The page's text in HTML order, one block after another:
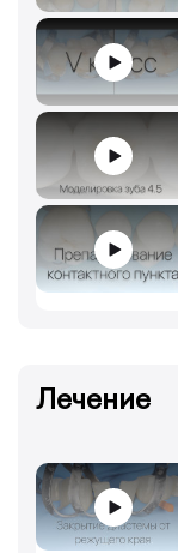
Лечение